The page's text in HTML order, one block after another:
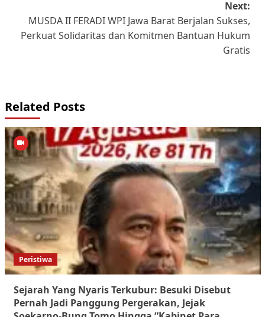
Next:
MUSDA II FERADI WPI Jawa Barat Berjalan Sukses,
Perkuat Solidaritas dan Komitmen Bantuan Hukum
Gratis
Related Posts
Peristiwa
Sejarah Yang Nyaris Terkubur: Besuki Disebut
Pernah Jadi Panggung Pergerakan, Jejak